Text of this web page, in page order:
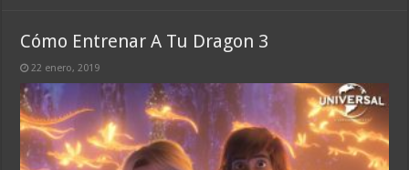
Cómo Entrenar A Tu Dragon 3
22 enero, 2019